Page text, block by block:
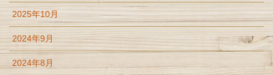
2025年10月
2024年9月
2024年8月